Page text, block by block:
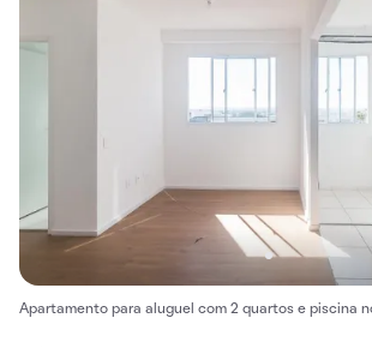
Apartamento para aluguel com 2 quartos e piscina